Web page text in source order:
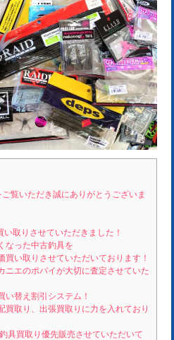
覧いただき誠にありがとうございま
取りさせていただきました！
なった中古釣具を
い取りさせていただいております！
ニエのポパイが大切に査定させていた
替え割引システム！
取り、出張買取りに力を入れており
具買取り優先販売させていただいて